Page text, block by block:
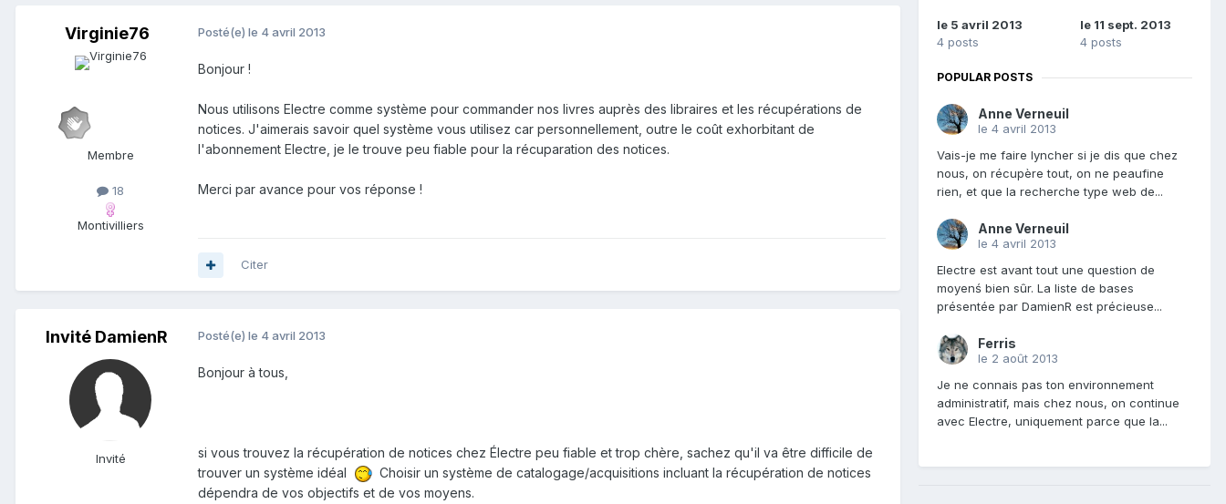
Virginie76
Membre
18
Montivilliers
Posté(e) le 4 avril 2013
Bonjour !
Nous utilisons Electre comme système pour commander nos livres auprès des libraires et les récupérations de
notices. J'aimerais savoir quel système vous utilisez car personnellement, outre le coût exhorbitant de
l'abonnement Electre, je le trouve peu fiable pour la récuparation des notices.
Merci par avance pour vos réponse !
Citer
Invité DamienR
Invité
Posté(e) le 4 avril 2013
Bonjour à tous,
si vous trouvez la récupération de notices chez Électre peu fiable et trop chère, sachez qu'il va être difficile de
trouver un système idéal
Choisir un système de catalogage/acquisitions incluant la récupération de notices
dépendra de vos objectifs et de vos moyens.
le 5 avril 2013
4 posts
le 11 sept. 2013
4 posts
POPULAR POSTS
Anne Verneuil
le 4 avril 2013
Vais-je me faire lyncher si je dis que chez
nous, on récupère tout, on ne peaufine
rien, et que la recherche type web de...
Anne Verneuil
le 4 avril 2013
Electre est avant tout une question de
moyenś bien sûr. La liste de bases
présentée par DamienR est précieuse...
Ferris
le 2 août 2013
Je ne connais pas ton environnement
administratif, mais chez nous, on continue
avec Electre, uniquement parce que la...